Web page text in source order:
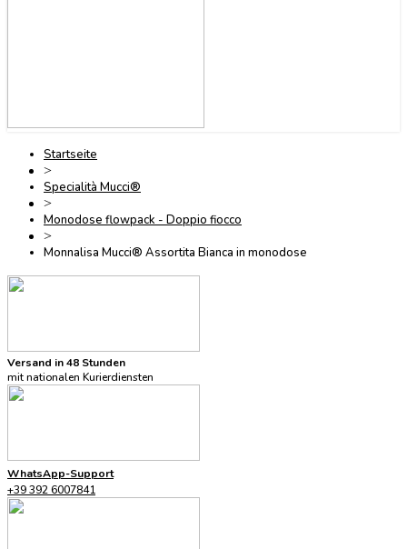
Startseite
>
Specialità Mucci®
>
Monodose flowpack - Doppio fiocco
>
Monnalisa Mucci® Assortita Bianca in monodose
Versand in 48 Stunden
mit nationalen Kurierdiensten
WhatsApp-Support
+39 392 6007841